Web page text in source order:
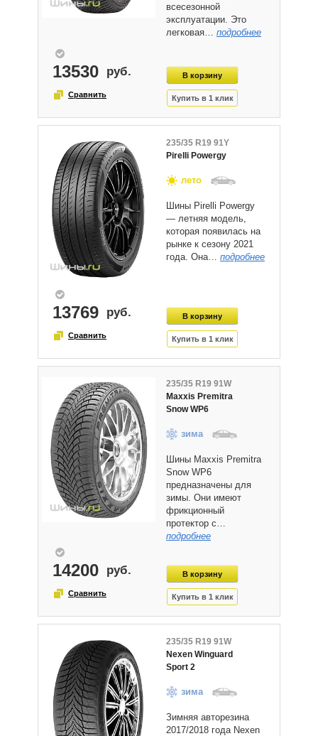
всесезонной
эксплуатации. Это
легковая… подробнее
13530
235/35 R19 91Y
Pirelli Powergy
лето
Шины Pirelli Powergy
— летняя модель,
которая появилась на
рынке к сезону 2021
года. Она… подробнее
13769
235/35 R19 91W
Maxxis Premitra
Snow WP6
зима
Шины Maxxis Premitra
Snow WP6
предназначены для
зимы. Они имеют
фрикционный
протектор с…
подробнее
14200
235/35 R19 91W
Nexen Winguard
Sport 2
зима
Зимняя авторезина
2017/2018 года Nexen